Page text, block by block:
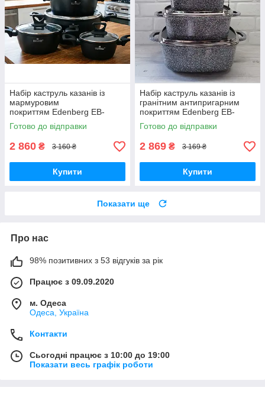
Набір каструль казанів із
мармуровим
покриттям Edenberg EB-
12915 Набір кухонного
посуду 8 предметів
Готово до відправки
2 860 ₴ 3 160 ₴
Купити
Набір каструль казанів із
гранітним антипригарним
покриттям Edenberg EB-
8030 Набір кухонного посуду
6 предметів
Готово до відправки
2 869 ₴ 3 169 ₴
Купити
Показати ще
Про нас
98% позитивних з 53 відгуків за рік
Працює з 09.09.2020
м. Одеса
Одеса, Україна
Контакти
Сьогодні працює з 10:00 до 19:00
Показати весь графік роботи